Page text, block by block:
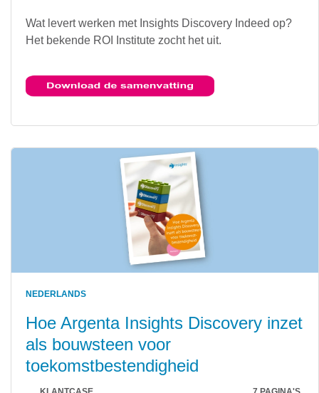
Wat levert werken met Insights Discovery Indeed op?
Het bekende ROI Institute zocht het uit.
NEDERLANDS
Hoe Argenta Insights Discovery inzet
als bouwsteen voor
toekomstbestendigheid